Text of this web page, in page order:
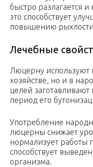
быстро разлагается
это способствует
повышению
Лечебные
Люцерну используют
хозяйстве, но и в
целей заготавливают
период его
Употребление
люцерны снижает
нормализует работы
способствует
организма.